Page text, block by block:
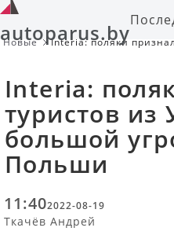
autoparus.by
Новые
Interia: поляки
Interia:
туристов из
большой
Польши
11:402022-08-19
Ткачёв Андрей